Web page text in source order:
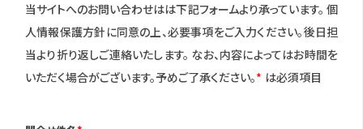
当サイトへのお問い合わせはは下記フォームより承っています。 個
人情報保護方針に同意の上、必要事項をご入力ください。後日担
当より折り返しご連絡いたします。 なお、内容によってはお時間を
いただく場合がございます。予めご了承ください。* は必須項目